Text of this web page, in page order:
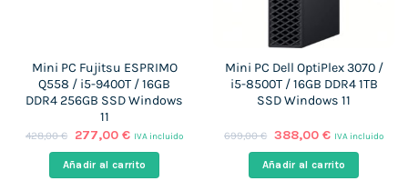
Mini PC Fujitsu ESPRIMO
Q558 / i5-9400T / 16GB
DDR4 256GB SSD Windows
11
428,00€
El
original
era:
277,00 €El
actual
es:
IVA incluido
Añadir al carrito
Mini PC Dell OptiPlex 3070 /
i5-8500T / 16GB DDR4 1TB
SSD Windows 11
699,00€ El
original
era:
388,00 €El
actual
es:
IVA incluido
Añadir al carrito